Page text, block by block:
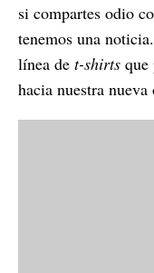
si compartes odio
tenemos una noticia.
línea de t-shirts que
hacia nuestra nueva